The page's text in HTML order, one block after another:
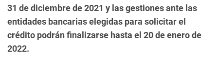
31 de diciembre de 2021 y las gestiones ante las
entidades bancarias elegidas para solicitar el
crédito podrán finalizarse hasta el 20 de enero de
2022.